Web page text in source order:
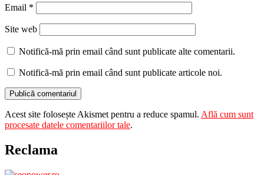
Email *
Site web
Notifică-mă prin email când sunt publicate alte comentarii.
Notifică-mă prin email când sunt publicate articole noi.
Acest site folosește Akismet pentru a reduce spamul. Află cum sunt
procesate datele comentariilor tale.
Reclama